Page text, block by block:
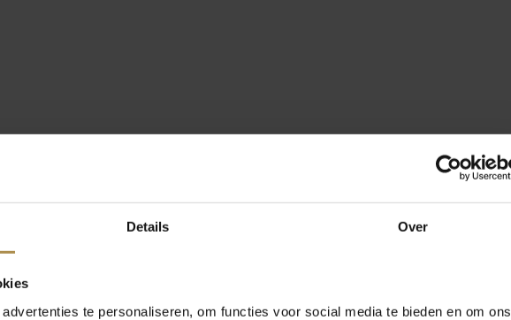
Details Over
te personaliseren, om functies voor social media te bieden en om ons